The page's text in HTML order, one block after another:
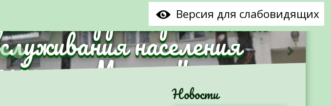
Версия для слабовидящих
"Территориальный
населения
г.Минска"
Новости